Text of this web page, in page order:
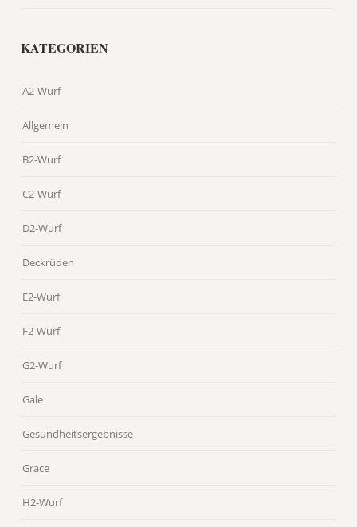
KATEGORIEN
A2-Wurf
Allgemein
B2-Wurf
C2-Wurf
D2-Wurf
Deckrüden
E2-Wurf
F2-Wurf
G2-Wurf
Gale
Gesundheitsergebnisse
Grace
H2-Wurf